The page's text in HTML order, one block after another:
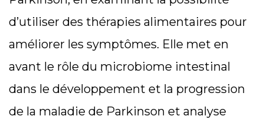
d’utiliser des thérapies alimentaires pour
améliorer les symptômes. Elle met en
avant le rôle du microbiome intestinal
dans le développement et la progression
de la maladie de Parkinson et analyse